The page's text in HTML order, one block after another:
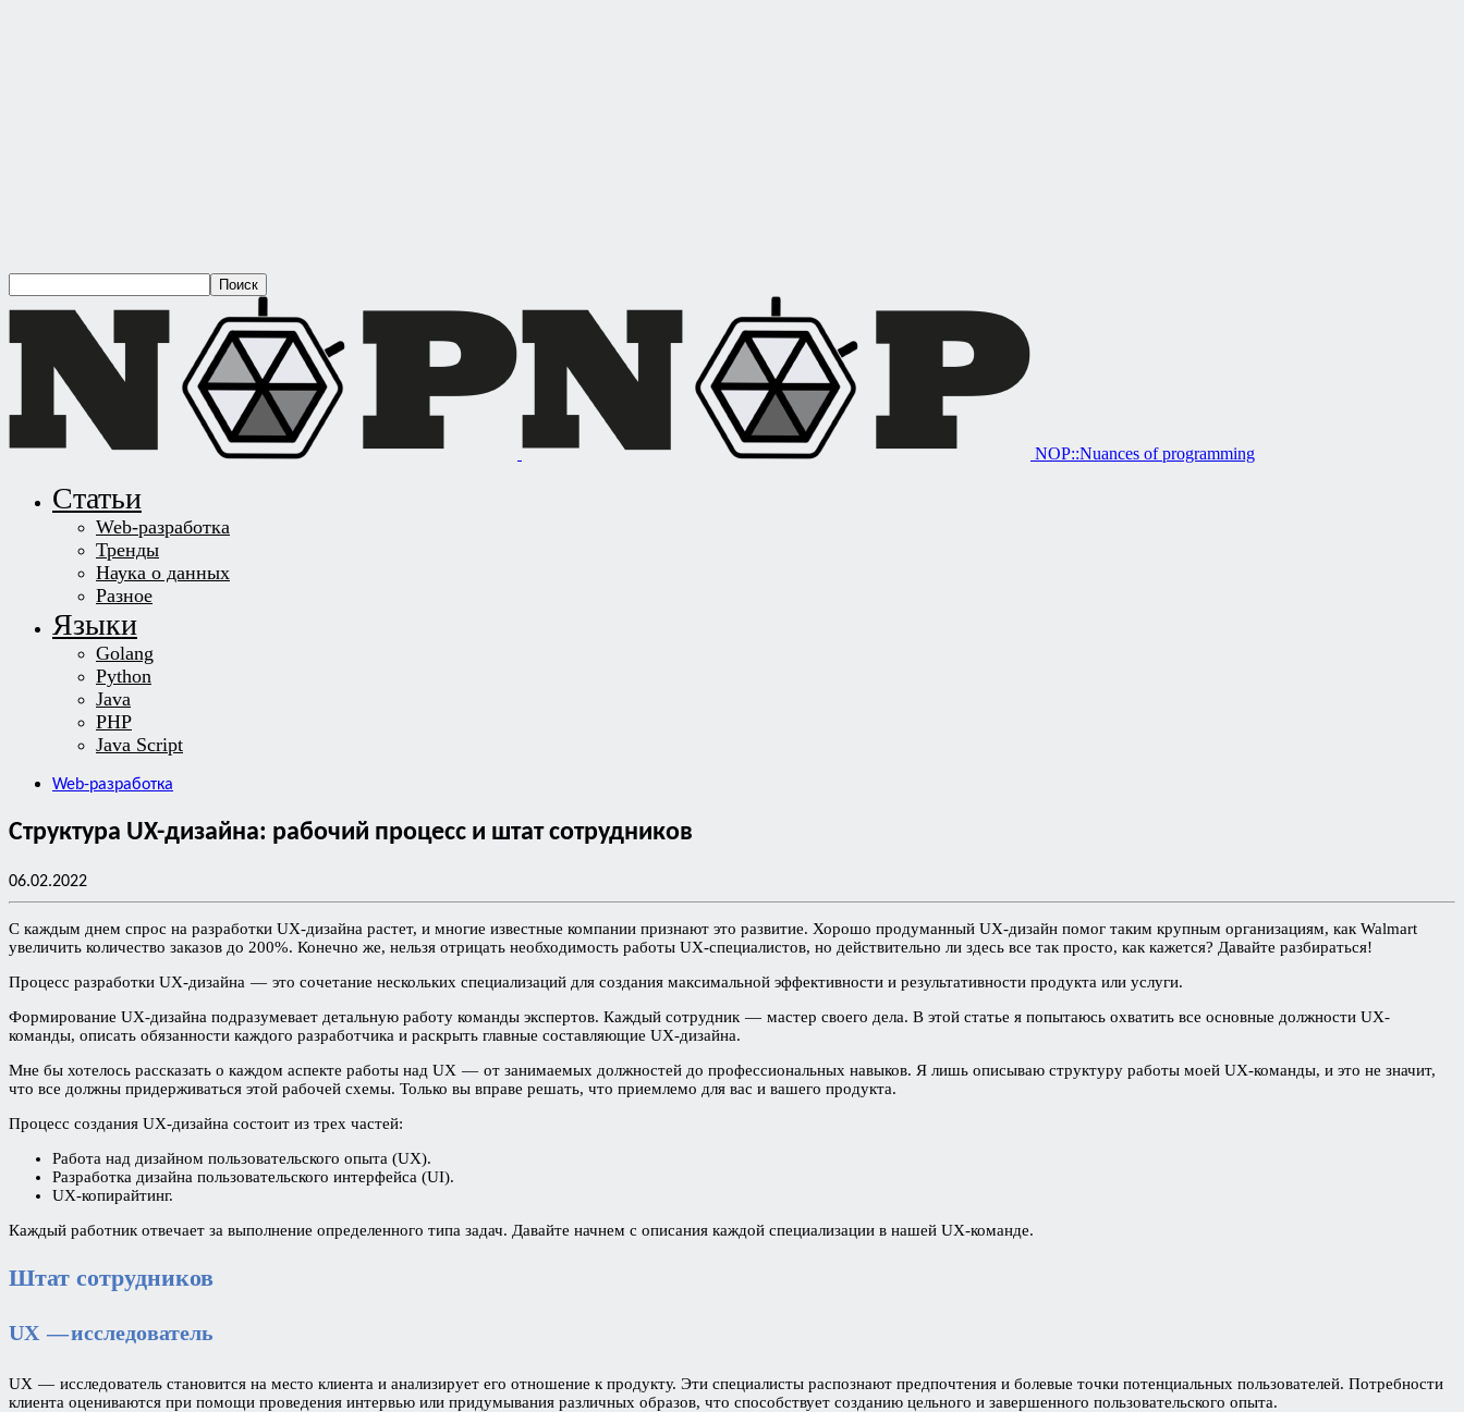
NOP::Nuances of programming
Статьи
Web-разработка
Тренды
Наука о данных
Разное
Языки
Golang
Python
Java
PHP
Java Script
Web-разработка
Структура UX-дизайна: рабочий процесс и штат сотрудников
06.02.2022
С каждым днем спрос на разработки UX-дизайна растет, и многие известные компании признают это развитие. Хорошо продуманный UX-дизайн помог таким крупным организациям, как Walmart
увеличить количество заказов до 200%. Конечно же, нельзя отрицать необходимость работы UX-специалистов, но действительно ли здесь все так просто, как кажется? Давайте разбираться!
Процесс разработки UX-дизайна — это сочетание нескольких специализаций для создания максимальной эффективности и результативности продукта или услуги.
Формирование UX-дизайна подразумевает детальную работу команды экспертов. Каждый сотрудник — мастер своего дела. В этой статье я попытаюсь охватить все основные должности UX-
команды, описать обязанности каждого разработчика и раскрыть главные составляющие UX-дизайна.
Мне бы хотелось рассказать о каждом аспекте работы над UX — от занимаемых должностей до профессиональных навыков. Я лишь описываю структуру работы моей UX-команды, и это не значит,
что все должны придерживаться этой рабочей схемы. Только вы вправе решать, что приемлемо для вас и вашего продукта.
Процесс создания UX-дизайна состоит из трех частей:
Работа над дизайном пользовательского опыта (UX).
Разработка дизайна пользовательского интерфейса (UI).
UX-копирайтинг.
Каждый работник отвечает за выполнение определенного типа задач. Давайте начнем с описания каждой специализации в нашей UX-команде.
Штат сотрудников
UX — исследователь
UX — исследователь становится на место клиента и анализирует его отношение к продукту. Эти специалисты распознают предпочтения и болевые точки потенциальных пользователей. Потребности
клиента оцениваются при помощи проведения интервью или придумывания различных образов, что способствует созданию цельного и завершенного пользовательского опыта.